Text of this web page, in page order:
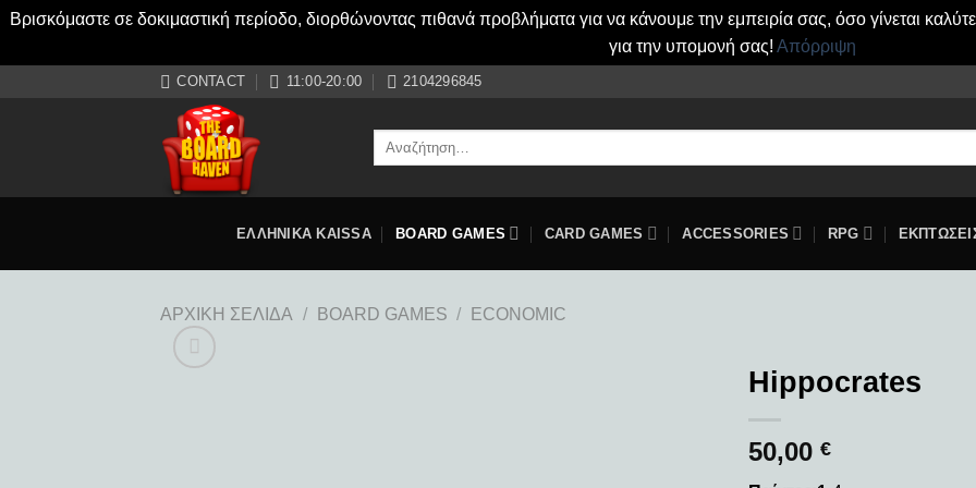
Βρισκόμαστε σε δοκιμαστική περίοδο, διορθώνοντας πιθανά προβλήματα για να κάνουμε την εμπειρία σας, όσο γίνεται
για την υπομονή σας! Απόρριψη
CONTACT 11:00-20:00 2104296845
Αναζήτηση
ΕΛΛΗΝΙΚΑ KAISSA BOARD GAMES CARD GAMES ACCESSORIES RPG
ΑΡΧΙΚΉ ΣΕΛΊΔΑ / BOARD GAMES / ECONOMIC
Hippocrates
50,00 €